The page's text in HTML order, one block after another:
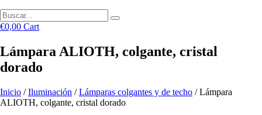
€0,00 Cart
Lámpara ALIOTH, colgante, cristal
dorado
Inicio /Iluminación /Lámparas colgantes y de techo / Lámpara
ALIOTH, colgante, cristal dorado